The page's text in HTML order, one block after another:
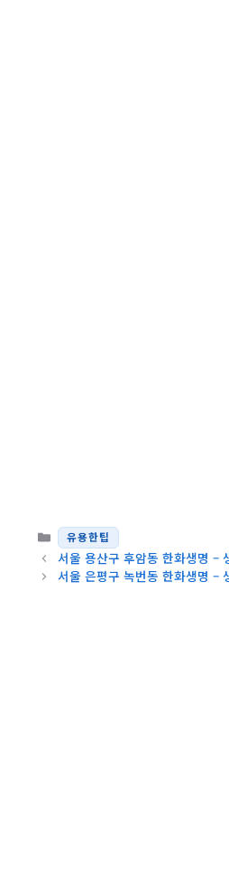
카테고리
유용한팁
서울 용산구 후암동 한화생명 –
서울 은평구 녹번동 한화생명 –